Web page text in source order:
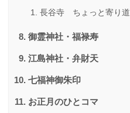
長谷寺 ちょっと寄り道
御霊神社・福禄寿
江島神社・弁財天
七福神御朱印
お正月のひとコマ